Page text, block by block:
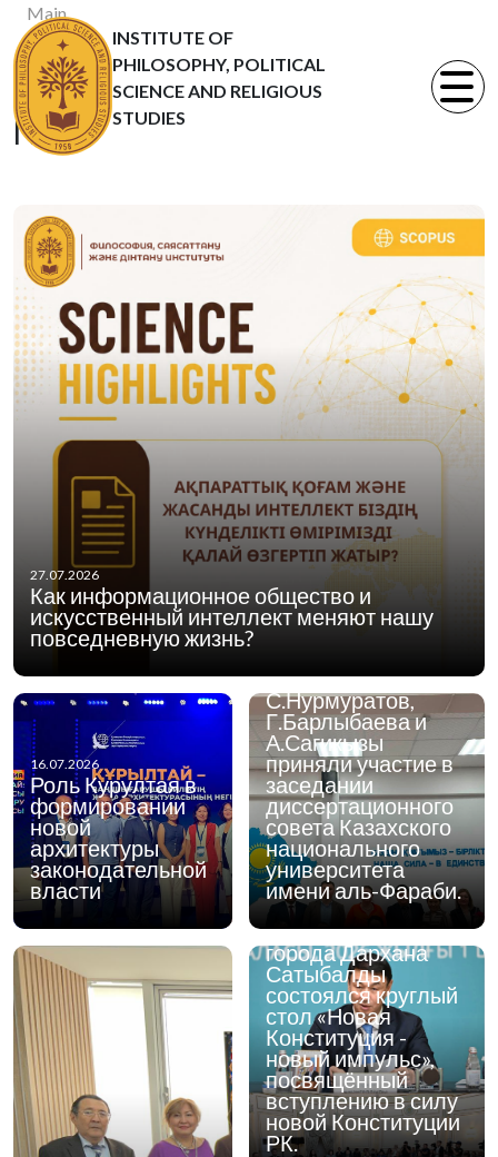
INSTITUTE OF
PHILOSOPHY, POLITICAL
SCIENCE AND RELIGIOUS
STUDIES
Main
News
Статьи
News
27.07.2026
Как информационное общество и
искусственный интеллект меняют нашу
повседневную жизнь?
16.07.2026
Роль Курултая в
формировании
новой
архитектуры
законодательной
власти
03.07.2026
Доктора
философских наук
Центра мировой и
философии ИФПР
С.Нурмуратов,
Г.Барлыбаева и
А.Сагикызы
приняли участие в
заседании
диссертационного
совета Казахского
национального
университета
имени аль-Фараби.
01.07.2026
1 июля 2026 года в
городе Алматы при
участии акима
города Дархана
Сатыбалды
состоялся круглый
стол «Новая
Конституция -
новый импульс»,
посвящённый
вступлению в силу
новой Конституции
РК.